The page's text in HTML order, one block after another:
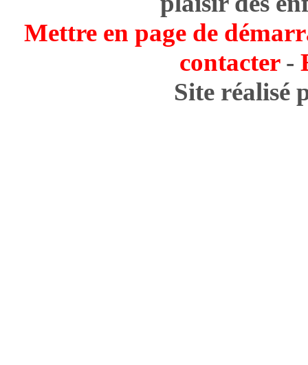
Mettre en page de
contacter-
Site réalisé